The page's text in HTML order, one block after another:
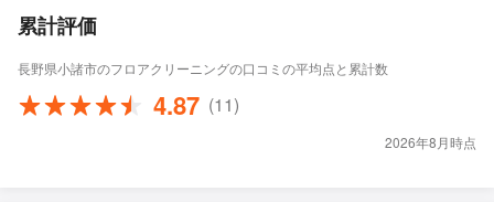
累計評価
長野県小諸市のフロアクリーニングの口コミの平均点と累計数
4.87 (11)
2026年8月時点